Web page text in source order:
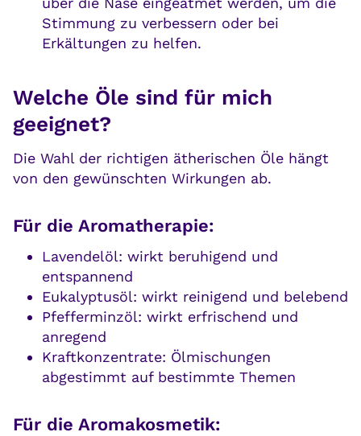
Stimmung zu verbessern oder bei
Erkältungen zu helfen.
Welche Öle sind für mich
geeignet?
Die Wahl der richtigen ätherischen Öle hängt
von den gewünschten Wirkungen ab.
Für die Aromatherapie:
Lavendelöl: wirkt beruhigend und
entspannend
Eukalyptusöl: wirkt reinigend und belebend
Pfefferminzöl: wirkt erfrischend und
anregend
Kraftkonzentrate: Ölmischungen
abgestimmt auf bestimmte Themen
Für die Aromakosmetik: